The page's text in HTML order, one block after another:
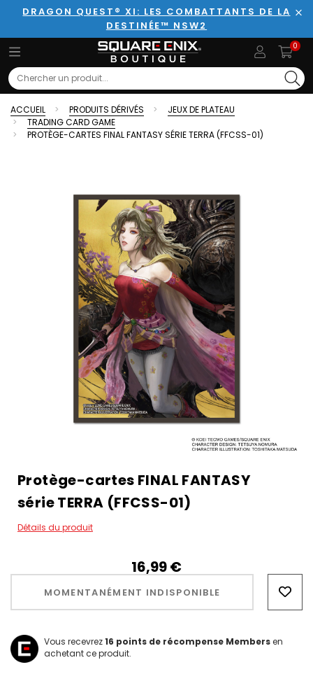
DRAGON QUEST® XI: LES COMBATTANTS DE LA
DESTINÉE™ NSW2
0
Search
ACCUEIL PRODUITS DÉRIVÉS
JEUX DE PLATEAU
TRADING CARD GAME
PROTÈGE-CARTES FINAL FANTASY SÉRIE TERRA (FFCSS-01)
Protège-cartes FINAL FANTASY
série TERRA (FFCSS-01)
Détails du produit
16,99‎ ‎€
MOMENTANÉMENT INDISPONIBLE
Vous recevrez16 points de récompense Membersen
achetant ce produit.